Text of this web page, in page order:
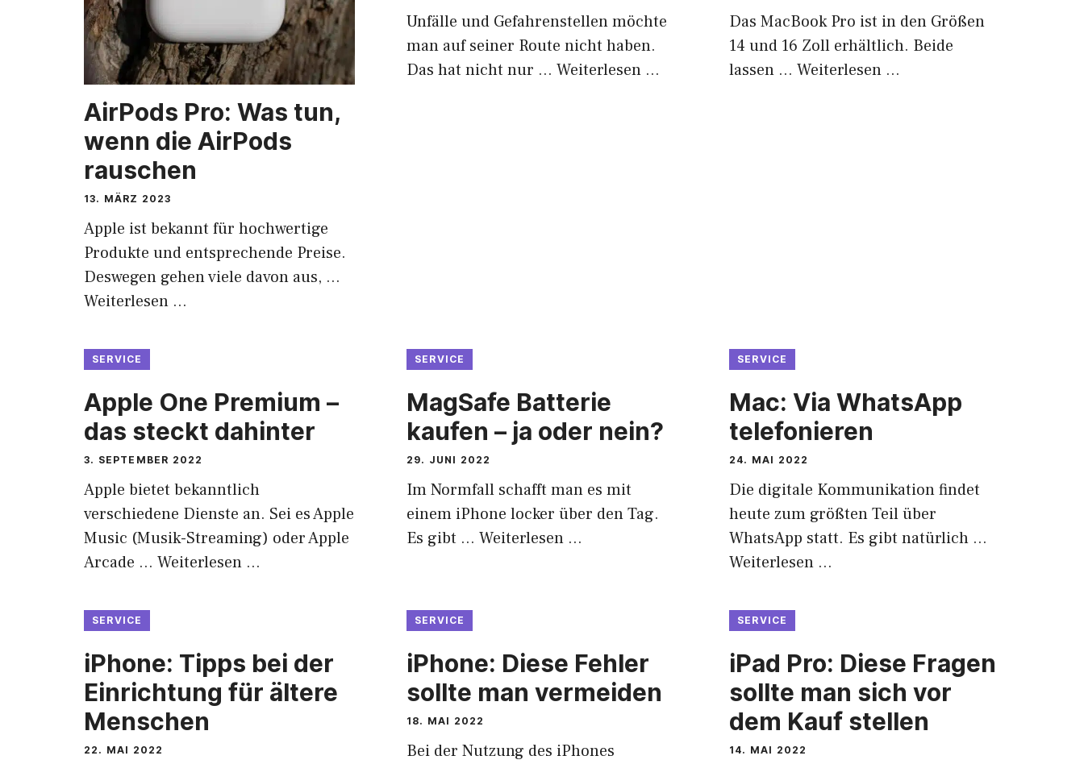
AirPods Pro: Was tun,
wenn die AirPods
rauschen
13. MÄRZ 2023
Apple ist bekannt für hochwertige
Produkte und entsprechende Preise.
Deswegen gehen viele davon aus, …
Weiterlesen …
Unfälle und Gefahrenstellen möchte
man auf seiner Route nicht haben.
Das hat nicht nur … Weiterlesen …
Das MacBook Pro ist in den Größen
14 und 16 Zoll erhältlich. Beide
lassen … Weiterlesen …
SERVICE
Apple One Premium –
das steckt dahinter
3. SEPTEMBER 2022
Apple bietet bekanntlich
verschiedene Dienste an. Sei es Apple
Music (Musik-Streaming) oder Apple
Arcade … Weiterlesen …
SERVICE
MagSafe Batterie
kaufen – ja oder nein?
29. JUNI 2022
Im Normfall schafft man es mit
einem iPhone locker über den Tag.
Es gibt … Weiterlesen …
SERVICE
Mac: Via WhatsApp
telefonieren
24. MAI 2022
Die digitale Kommunikation findet
heute zum größten Teil über
WhatsApp statt. Es gibt natürlich …
Weiterlesen …
SERVICE
iPhone: Tipps bei der
Einrichtung für ältere
Menschen
22. MAI 2022
SERVICE
iPhone: Diese Fehler
sollte man vermeiden
18. MAI 2022
Bei der Nutzung des iPhones
SERVICE
iPad Pro: Diese Fragen
sollte man sich vor
dem Kauf stellen
14. MAI 2022